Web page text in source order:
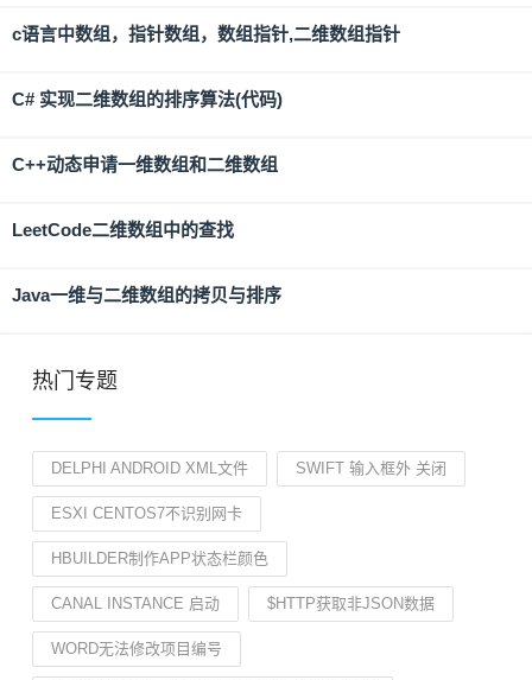
c语言中数组，指针数组，数组指针,二维数组指针
C# 实现二维数组的排序算法(代码)
C++动态申请一维数组和二维数组
LeetCode二维数组中的查找
Java一维与二维数组的拷贝与排序
热门专题
DELPHI ANDROID XML文件 SWIFT 输入框外 关闭
ESXI CENTOS7不识别网卡
HBUILDER制作APP状态栏颜色
CANAL INSTANCE 启动 $HTTP获取非JSON数据
WORD无法修改项目编号